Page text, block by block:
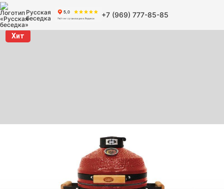
Русская
беседка
+7 (969) 777-85-85
Хит